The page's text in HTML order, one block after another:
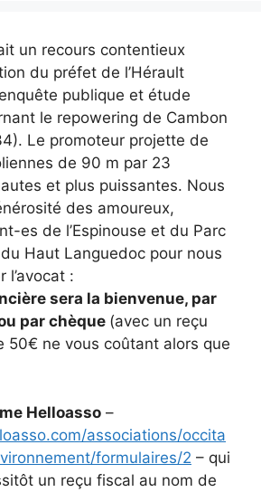
un recours contentieux
du préfet de l’Hérault
publique et étude
le repowering de Cambon
Le promoteur projette de
de 90 m par 23
et plus puissantes. Nous
des amoureux,
es de l’Espinouse et du Parc
Haut Languedoc pour nous
l’avocat :
sera la bienvenue, par
par chèque (avec un reçu
50€ ne vous coûtant alors que
Helloasso –
associations/occita
formulaires/2 – qui
un reçu fiscal au nom de